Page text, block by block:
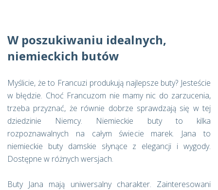
W poszukiwaniu idealnych,
niemieckich butów
Myślicie, że to Francuzi produkują najlepsze buty? Jesteście
w błędzie. Choć Francuzom nie mamy nic do zarzucenia,
trzeba przyznać, że równie dobrze sprawdzają się w tej
dziedzinie Niemcy. Niemieckie buty to kilka
rozpoznawalnych na całym świecie marek. Jana to
niemieckie buty damskie słynące z elegancji i wygody.
Dostępne w różnych wersjach.
Buty Jana mają uniwersalny charakter. Zainteresowani